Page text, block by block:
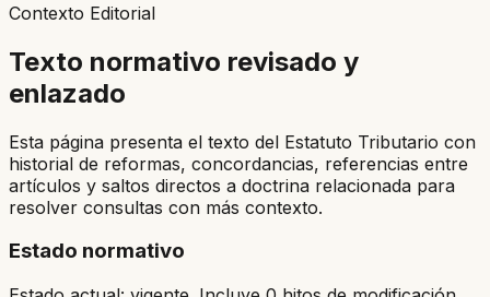
Contexto Editorial
Texto normativo revisado y
enlazado
Esta página presenta el texto del Estatuto Tributario con
historial de reformas, concordancias, referencias entre
artículos y saltos directos a doctrina relacionada para
resolver consultas con más contexto.
Estado normativo